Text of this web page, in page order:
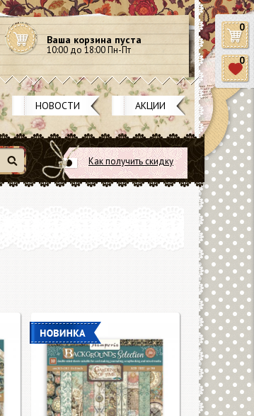
Ваша корзина пуста
10:00 до 18:00 Пн-Пт
НОВОСТИ АКЦИИ
Как получить скидку
Найти
0
0